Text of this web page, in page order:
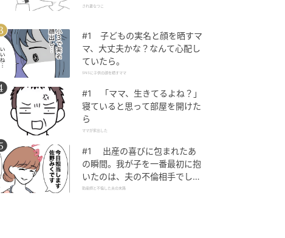
され妻なつこ
#1 子どもの実名と顔を晒すマ
マ、大丈夫かな？なんて心配し
ていたら。
SNSに子供の顔を晒すママ
#1 「ママ、生きてるよね？」
寝ていると思って部屋を開けた
ら
ママが家出した
#1 出産の喜びに包まれたあ
の瞬間。我が子を一番最初に抱
いたのは、夫の不倫相手でし
た。
助産師と不倫した夫の末路